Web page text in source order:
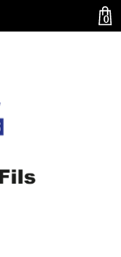
0